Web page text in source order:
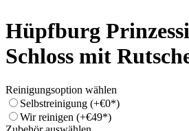
Hüpfburg
Schloss mit
Reinigungsoption wählen
Selbstreinigung (+€0*)
Wir reinigen (+€49*)